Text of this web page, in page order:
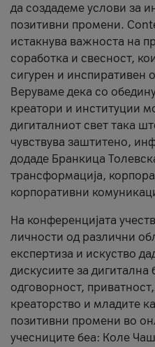
да создадеме услови за
позитивни промени.
истакнува важноста на
соработка и свесност,
сигурен и инспиративен
Веруваме дека со
креатори и институции
дигиталниот свет така
чувствува заштитено,
додаде Бранкица
трансформација,
корпоративни
На конференцијата
личности од различни
експертиза и искуство
дискусиите за
одговорност,
креаторство и младите
позитивни промени во
учесниците беа: Коле